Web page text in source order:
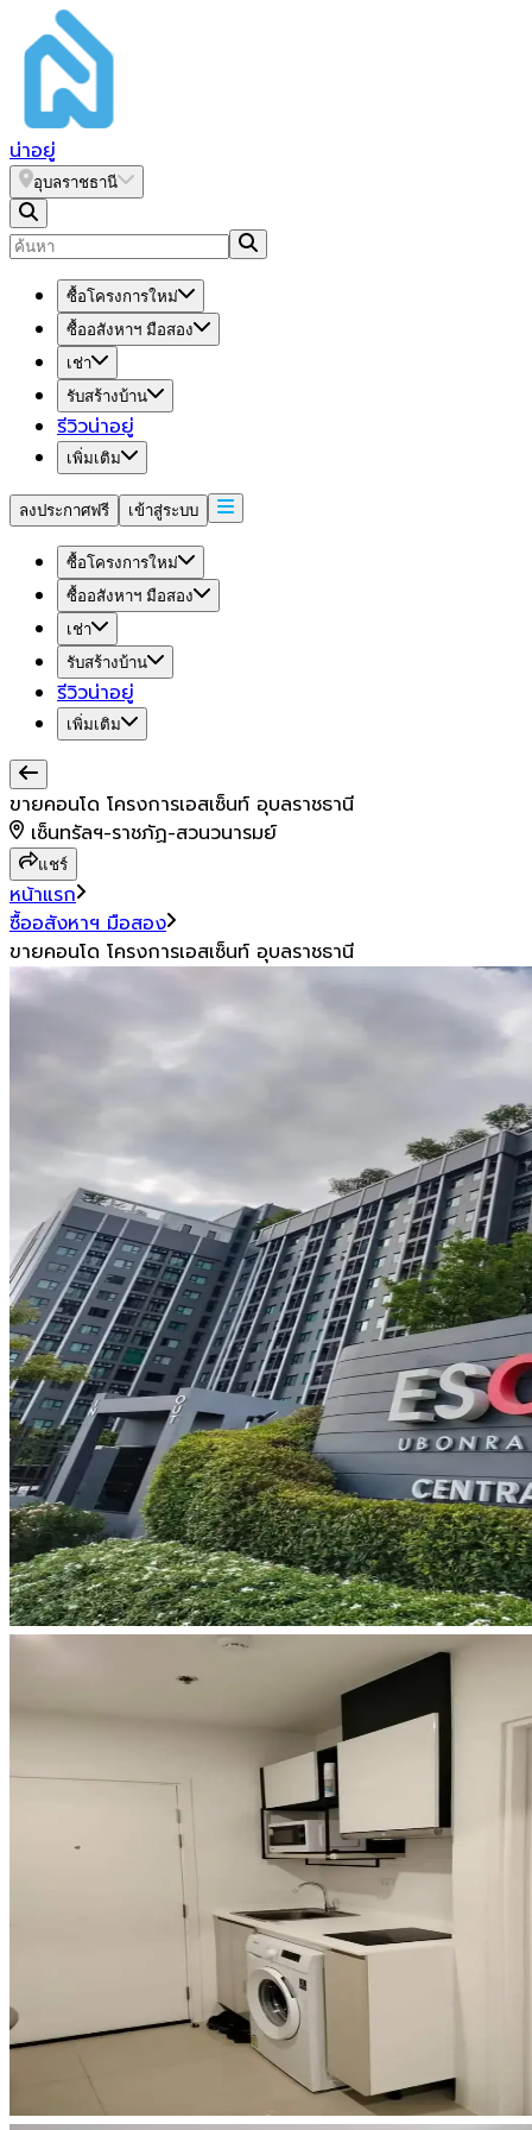
น่าอยู่
อุบลราชธานี
ซื้อโครงการใหม่
ซื้ออสังหาฯ มือสอง
เช่า
รับสร้างบ้าน
รีวิวน่าอยู่
เพิ่มเติม
ลงประกาศฟรี เข้าสู่ระบบ
ซื้อโครงการใหม่
ซื้ออสังหาฯ มือสอง
เช่า
รับสร้างบ้าน
รีวิวน่าอยู่
เพิ่มเติม
ขายคอนโด โครงการเอสเซ็นท์ อุบลราชธานี
เซ็นทรัลฯ-ราชภัฏ-สวนวนารมย์
แชร์
หน้าแรก
ซื้ออสังหาฯ มือสอง
ขายคอนโด โครงการเอสเซ็นท์ อุบลราชธานี